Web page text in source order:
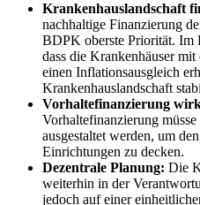
Krankenhauslandschaft
nachhaltige Finanzierung
BDPK oberste Priorität. Im
dass die Krankenhäuser
einen Inflationsausgleich
Krankenhauslandschaft
Vorhaltefinanzierung
Vorhaltefinanzierung
ausgestaltet werden, um
Einrichtungen zu decken.
Dezentrale Planung: Die
weiterhin in der
jedoch auf einer